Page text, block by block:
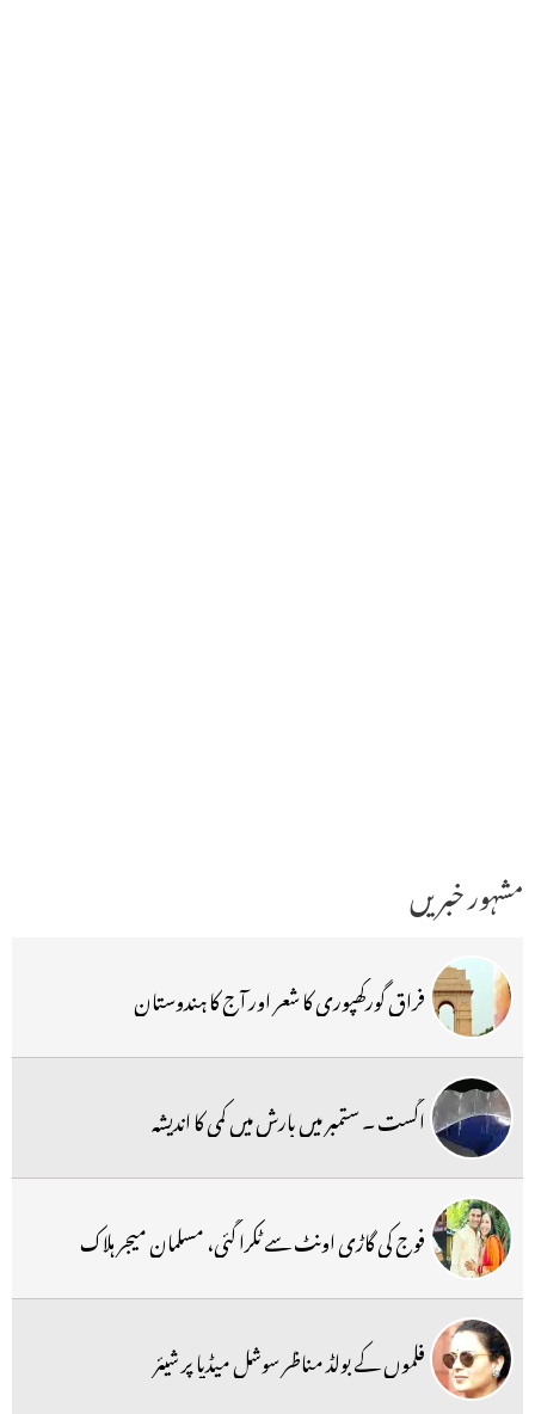
مشہور خبریں
فراق گورکھپوری کا شعر اور آج کا ہندوستان
اگست ۔ ستمبر میں بارش میں کمی کا اندیشہ
فوج کی گاڑی اونٹ سے ٹکرا گئی، مسلمان میجر ہلاک
فلموں کے بولڈ مناظر سوشل میڈیا پر شیئر